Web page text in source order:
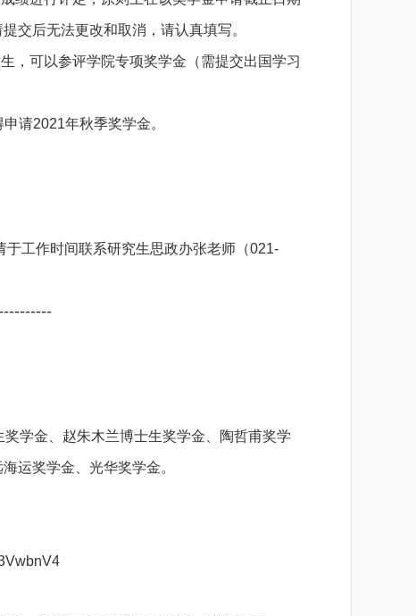
交后无法更改和取消，请认真填写。
，可以参评学院专项奖学金（需提交出国学习
请2021年秋季奖学金。
于工作时间联系研究生思政办张老师（021-
学金、赵朱木兰博士生奖学金、陶哲甫奖学
运奖学金、光华奖学金。